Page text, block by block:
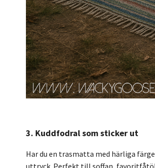
3. Kuddfodral som sticker ut
Har du en trasmatta med härliga
uttryck. Perfekt till soffan,